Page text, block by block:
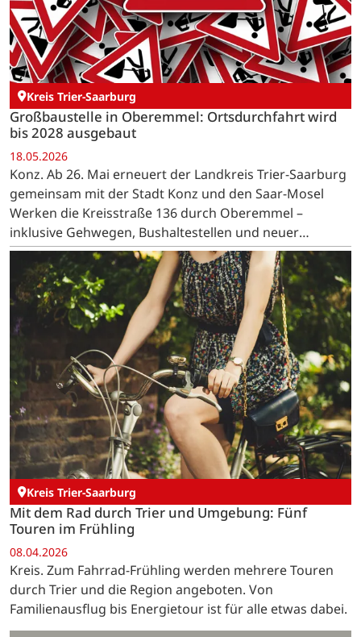
Kreis Trier-Saarburg
Großbaustelle in Oberemmel: Ortsdurchfahrt wird
bis 2028 ausgebaut
18.05.2026
Konz. Ab 26. Mai erneuert der Landkreis Trier-Saarburg
gemeinsam mit der Stadt Konz und den Saar-Mosel
Werken die Kreisstraße 136 durch Oberemmel –
inklusive Gehwegen, Bushaltestellen und neuer
Leitungen.
Kreis Trier-Saarburg
Mit dem Rad durch Trier und Umgebung: Fünf
Touren im Frühling
08.04.2026
Kreis. Zum Fahrrad-Frühling werden mehrere Touren
durch Trier und die Region angeboten. Von
Familienausflug bis Energietour ist für alle etwas dabei.